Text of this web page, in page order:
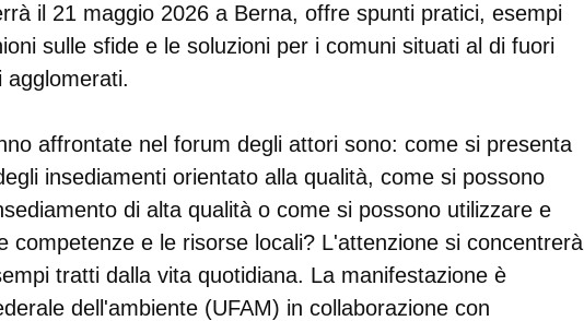
il 21 maggio 2026 a Berna, offre spunti pratici, esempi
sulle sfide e le soluzioni per i comuni situati al di fuori
agglomerati.
affrontate nel forum degli attori sono: come si presenta
insediamenti orientato alla qualità, come si possono
di alta qualità o come si possono utilizzare e
competenze e le risorse locali? L'attenzione si concentrerà
tratti dalla vita quotidiana. La manifestazione è
dell'ambiente (UFAM) in collaborazione con